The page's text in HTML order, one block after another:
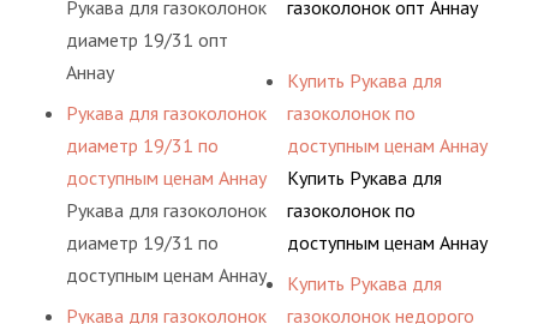
Рукава для газоколонок
диаметр 19/31 опт
Аннау
Рукава для газоколонок
диаметр 19/31 по
доступным ценам Аннау
Рукава для газоколонок
диаметр 19/31 по
доступным ценам Аннау
Рукава для газоколонок
газоколонок опт Аннау
Купить Рукава для
газоколонок по
доступным ценам Аннау
Купить Рукава для
газоколонок по
доступным ценам Аннау
Купить Рукава для
газоколонок недорого